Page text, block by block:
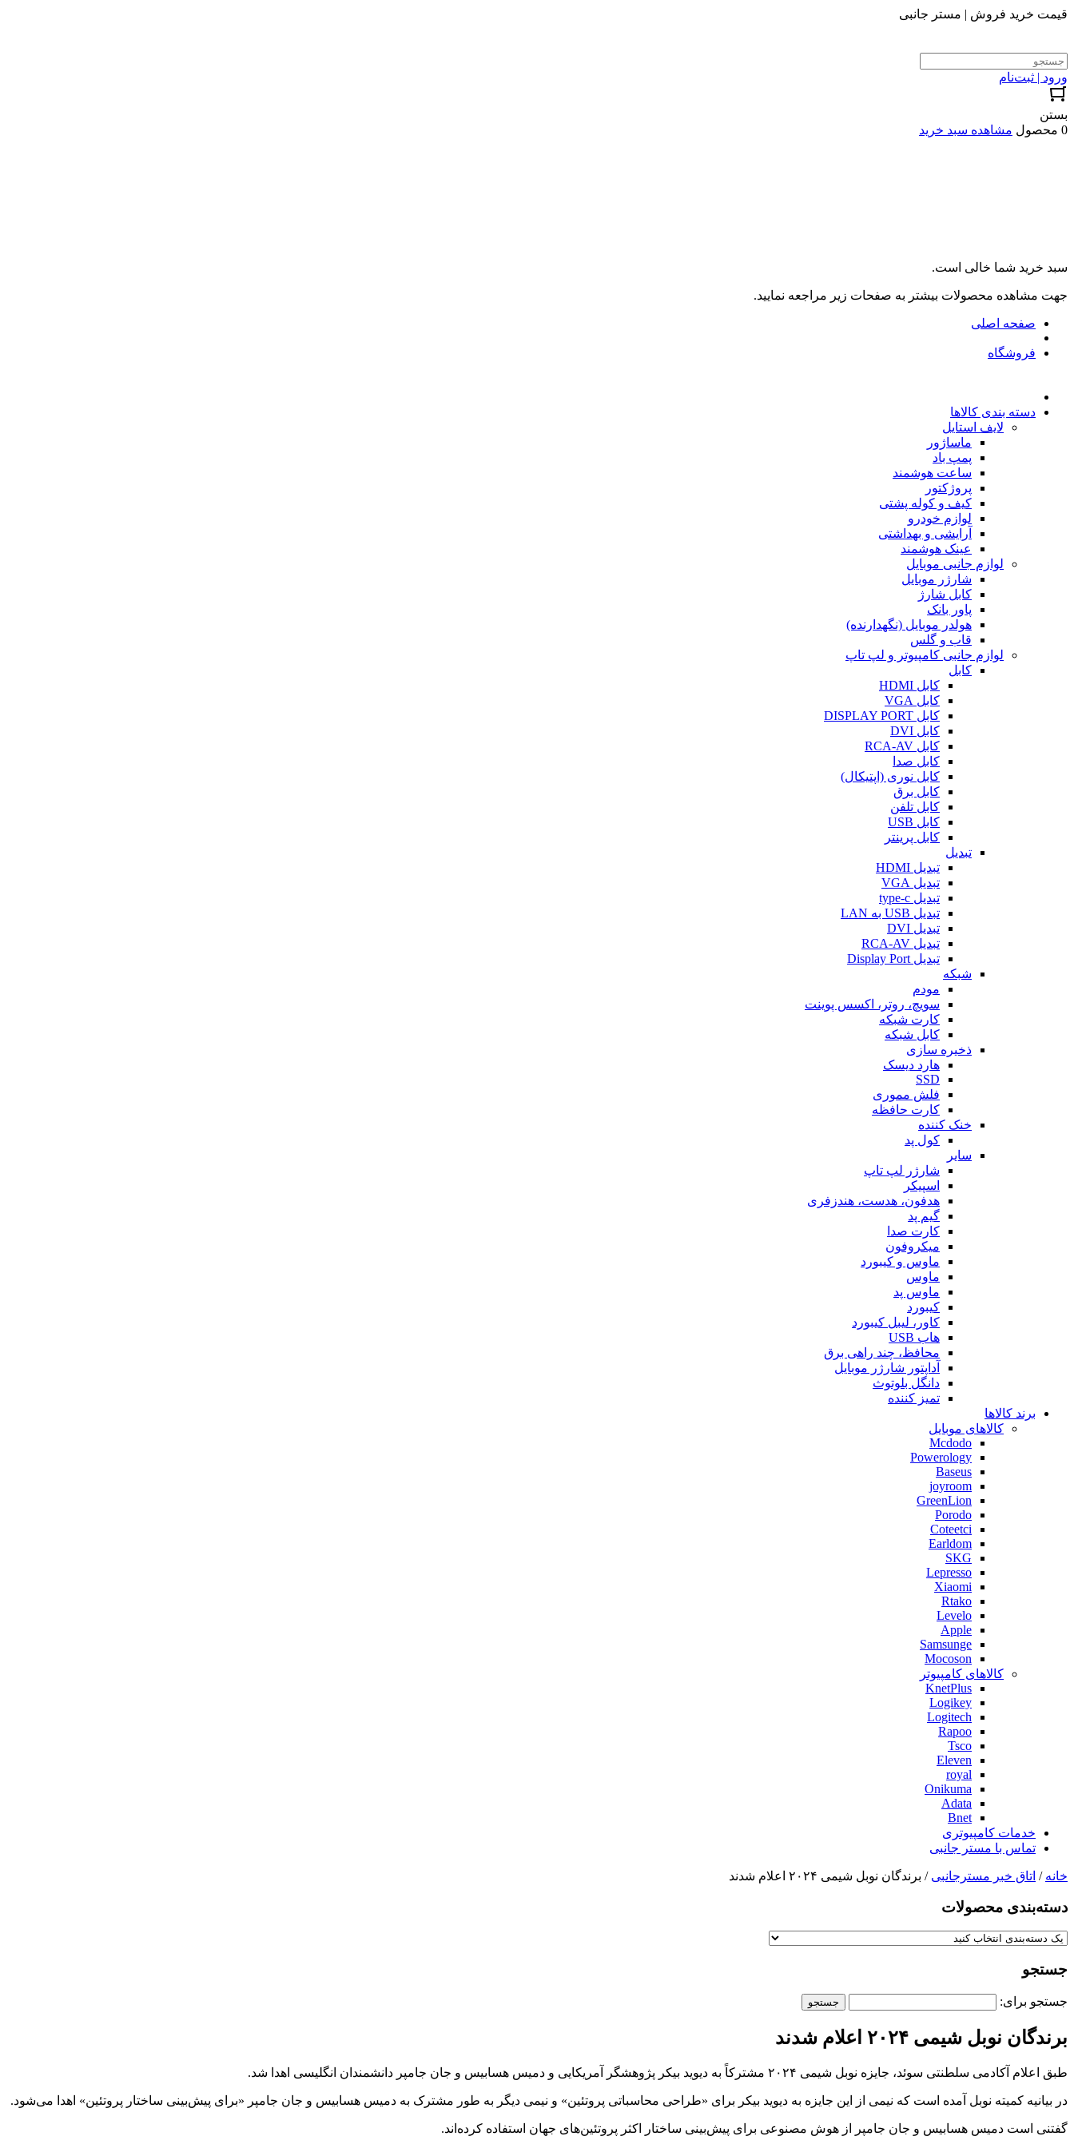
قیمت خرید فروش | مستر جانبی
ورود | ثبت‌نام
بستن
0 محصول
مشاهده سبد خرید
سبد خرید شما خالی است.
جهت مشاهده محصولات بیشتر به صفحات زیر مراجعه نمایید.
صفحه اصلی
فروشگاه
دسته بندی کالاها
لایف استایل
ماساژور
پمپ باد
ساعت هوشمند
پروژکتور
کیف و کوله پشتی
لوازم خودرو
آرایشی و بهداشتی
عینک هوشمند
لوازم جانبی موبایل
شارژر موبایل
کابل شارژ
پاور بانک
هولدر موبایل (نگهدارنده)
قاب و گلس
لوازم جانبی کامپیوتر و لپ تاپ
کابل
کابل HDMI
کابل VGA
کابل DISPLAY PORT
کابل DVI
کابل RCA-AV
کابل صدا
کابل نوری (اپتیکال)
کابل برق
کابل تلفن
کابل USB
کابل پرینتر
تبدیل
تبدیل HDMI
تبدیل VGA
تبدیل type-c
تبدیل USB به LAN
تبدیل DVI
تبدیل RCA-AV
تبدیل Display Port
شبکه
مودم
سویچ، روتر، اکسس پوینت
کارت شبکه
کابل شبکه
ذخیره سازی
هارد دیسک
SSD
فلش مموری
کارت حافظه
خنک کننده
کول پد
سایر
شارژر لپ تاپ
اسپیکر
هدفون، هدست، هندزفری
گیم پد
کارت صدا
میکروفون
ماوس و کیبورد
ماوس
ماوس پد
کیبورد
کاور، لیبل کیبورد
هاب USB
محافظ، چند راهی برق
آداپتور شارژر موبایل
دانگل بلوتوث
تمیز کننده
برند کالاها
کالاهای موبایل
Mcdodo
Powerology
Baseus
joyroom
GreenLion
Porodo
Coteetci
Earldom
SKG
Lepresso
Xiaomi
Rtako
Levelo
Apple
Samsunge
Mocoson
کالاهای کامپیوتر
KnetPlus
Logikey
Logitech
Rapoo
Tsco
Eleven
royal
Onikuma
Adata
Bnet
خدمات کامپیوتری
تماس با مستر جانبی
خانه / اتاق خبر مسترجانبی / برندگان نوبل شیمی ۲۰۲۴ اعلام شدند
دسته‌بندی‌ محصولات
جستجو
جستجو برای:
برندگان نوبل شیمی ۲۰۲۴ اعلام شدند
طبق اعلام آکادمی سلطنتی سوئد، جایزه نوبل شیمی ۲۰۲۴ مشترکاً به دیوید بیکر پژوهشگر آمریکایی و دمیس هسابیس و جان جامپر دانشمندان انگلیسی اهدا شد.
در بیانیه کمیته نوبل آمده است که نیمی از این جایزه به دیوید بیکر برای «طراحی محاسباتی پروتئین» و نیمی دیگر به طور مشترک به دمیس هسابیس و جان جامپر «برای پیش‌بینی ساختار پروتئین» اهدا می‌شود.
گفتنی است دمیس هسابیس و جان جامپر از هوش مصنوعی برای پیش‌بینی ساختار اکثر پروتئین‌های جهان استفاده کرده‌اند.